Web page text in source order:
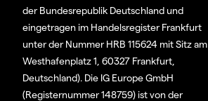
der Bundesrepublik Deutschland und
eingetragen im Handelsregister Frankfurt
unter der Nummer HRB 115624 mit Sitz am
Westhafenplatz 1, 60327 Frankfurt,
Deutschland). Die IG Europe GmbH
(Registernummer 148759) ist von der